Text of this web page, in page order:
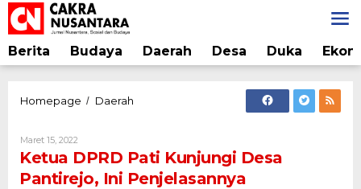
Lewati
ke
konten
Berita Budaya Daerah Desa Duka
Homepage / Daerah
Kunjungi
Desa
Pantirejo,
Maret 15, 2022
Cakra
Ketua DPRD Pati Kunjungi Desa
Pantirejo, Ini Penjelasannya